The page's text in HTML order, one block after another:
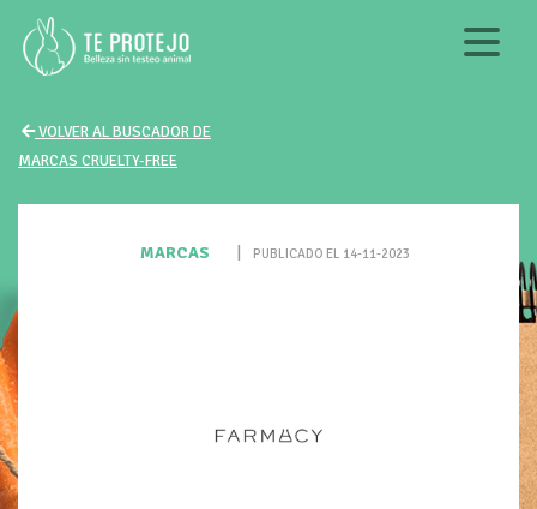
VOLVER AL BUSCADOR DE
MARCAS CRUELTY-FREE
MARCAS PUBLICADO EL 14-11-2023